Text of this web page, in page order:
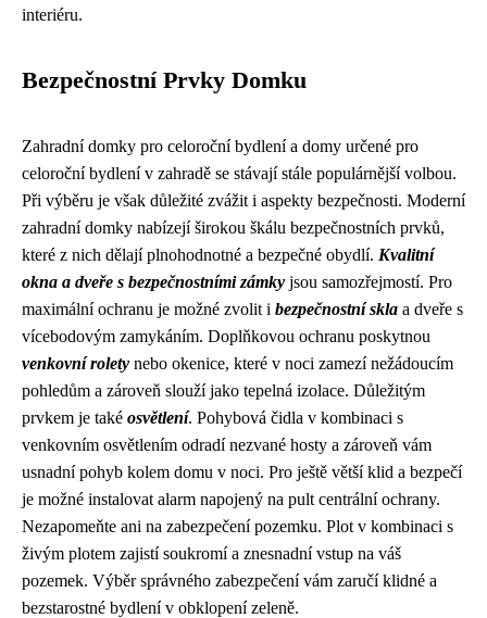
interiéru.
Bezpečnostní Prvky Domku
Zahradní domky pro celoroční bydlení a domy určené pro
celoroční bydlení v zahradě se stávají stále populárnější volbou.
Při výběru je však důležité zvážit i aspekty bezpečnosti. Moderní
zahradní domky nabízejí širokou škálu bezpečnostních prvků,
které z nich dělají plnohodnotné a bezpečné obydlí. Kvalitní
okna a dveře s bezpečnostními zámky jsou samozřejmostí. Pro
maximální ochranu je možné zvolit i bezpečnostní skla a dveře s
vícebodovým zamykáním. Doplňkovou ochranu poskytnou
venkovní rolety nebo okenice, které v noci zamezí nežádoucím
pohledům a zároveň slouží jako tepelná izolace. Důležitým
prvkem je také osvětlení. Pohybová čidla v kombinaci s
venkovním osvětlením odradí nezvané hosty a zároveň vám
usnadní pohyb kolem domu v noci. Pro ještě větší klid a bezpečí
je možné instalovat alarm napojený na pult centrální ochrany.
Nezapomeňte ani na zabezpečení pozemku. Plot v kombinaci s
živým plotem zajistí soukromí a znesnadní vstup na váš
pozemek. Výběr správného zabezpečení vám zaručí klidné a
bezstarostné bydlení v obklopení zeleně.